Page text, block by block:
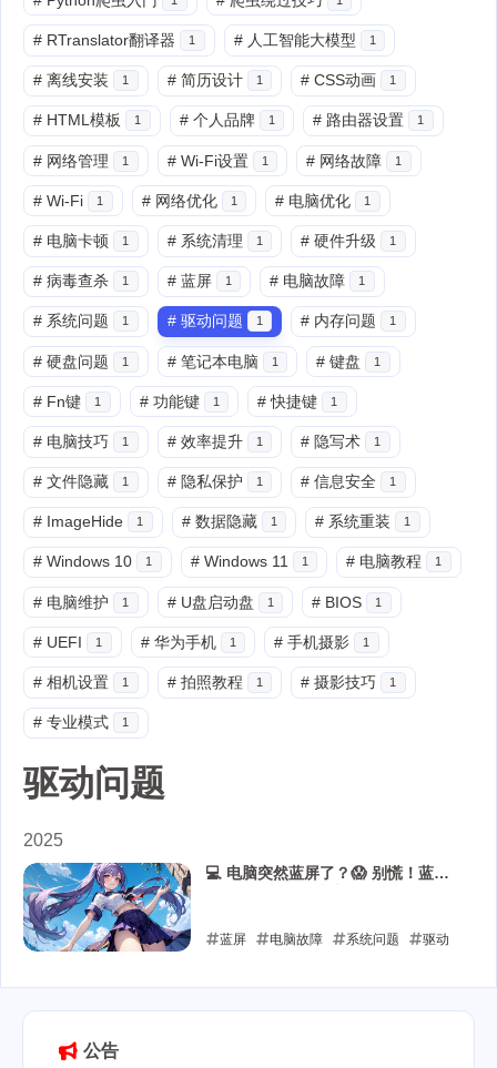
# RTranslator翻译器 1 # 人工智能大模型 1
# 离线安装 1 # 简历设计 1 # CSS动画 1
# HTML模板 1 # 个人品牌 1 # 路由器设置 1
# 网络管理 1 # Wi-Fi设置 1 # 网络故障 1
# Wi-Fi 1 # 网络优化 1 # 电脑优化 1
# 电脑卡顿 1 # 系统清理 1 # 硬件升级 1
# 病毒查杀 1 # 蓝屏 1 # 电脑故障 1
# 系统问题 1 # 驱动问题 1 # 内存问题 1
# 硬盘问题 1 # 笔记本电脑 1 # 键盘 1
# Fn键 1 # 功能键 1 # 快捷键 1
# 电脑技巧 1 # 效率提升 1 # 隐写术 1
# 文件隐藏 1 # 隐私保护 1 # 信息安全 1
# ImageHide 1 # 数据隐藏 1 # 系统重装 1
# Windows 10 1 # Windows 11 1 # 电脑教程 1
# 电脑维护 1 # U盘启动盘 1 # BIOS 1
# UEFI 1 # 华为手机 1 # 手机摄影 1
# 相机设置 1 # 拍照教程 1 # 摄影技巧 1
# 专业模式 1
驱动问题
2025
💻 电脑突然蓝屏了？😱 别慌！蓝屏
蓝屏 电脑故障 系统问题 驱动
2025-05-25
公告